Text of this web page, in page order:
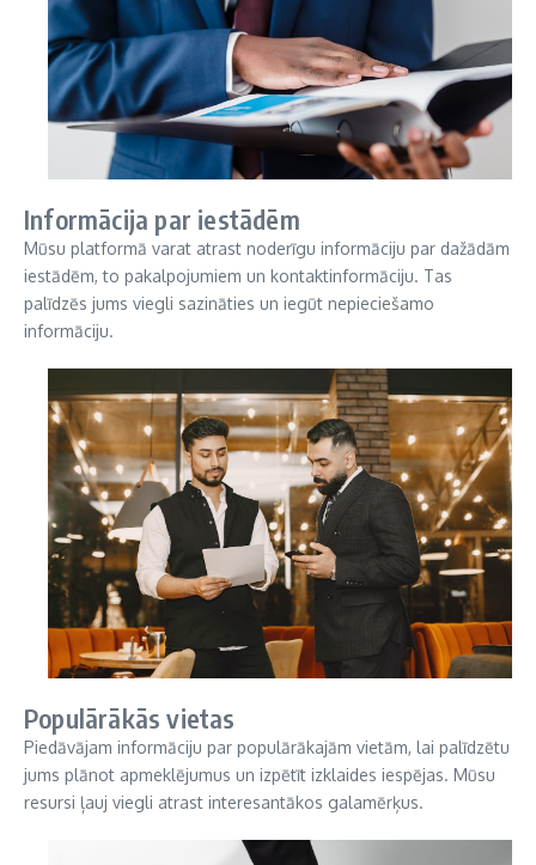
Informācija par iestādēm
Mūsu platformā varat atrast noderīgu informāciju par dažādām
iestādēm, to pakalpojumiem un kontaktinformāciju. Tas
palīdzēs jums viegli sazināties un iegūt nepieciešamo
informāciju.
Populārākās vietas
Piedāvājam informāciju par populārākajām vietām, lai palīdzētu
jums plānot apmeklējumus un izpētīt izklaides iespējas. Mūsu
resursi ļauj viegli atrast interesantākos galamērķus.